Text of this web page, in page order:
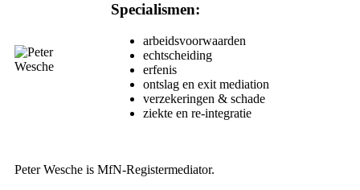
Specialismen:
arbeidsvoorwaarden
echtscheiding
erfenis
ontslag en exit mediation
verzekeringen & schade
ziekte en re-integratie
Peter Wesche is MfN-Registermediator.